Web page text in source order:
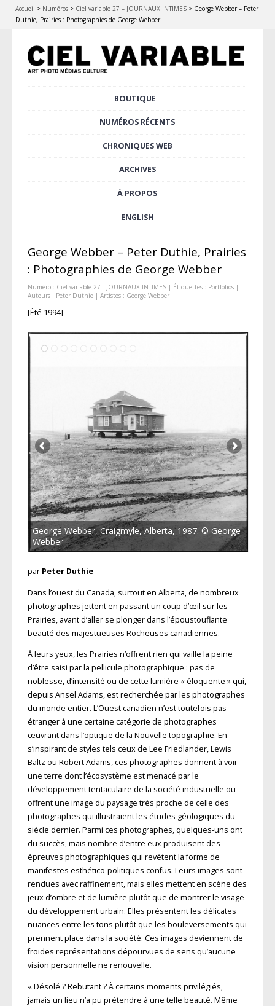
Accueil > Numéros > Ciel variable 27 – JOURNAUX INTIMES > George Webber – Peter
Duthie, Prairies : Photographies de George Webber
BOUTIQUE
NUMÉROS RÉCENTS
CHRONIQUES WEB
ARCHIVES
À PROPOS
ENGLISH
George Webber – Peter Duthie, Prairies
: Photographies de George Webber
Numéro : Ciel variable 27 - JOURNAUX INTIMES| Étiquettes : Portfolios|
Auteurs : Peter Duthie| Artistes : George Webber
[Été 1994]
George Webber, Craigmyle, Alberta, 1987. © George
Webber
par Peter Duthie
Dans l’ouest du Canada, surtout en Alberta, de nombreux
photographes jettent en passant un coup d’œil sur les
Prairies, avant d’aller se plonger dans l’époustouflante
beauté des majestueuses Rocheuses canadiennes.
À leurs yeux, les Prairies n’offrent rien qui vaille la peine
d’être saisi par la pellicule photographique : pas de
noblesse, d’intensité ou de cette lumière « éloquente » qui,
depuis Ansel Adams, est recherchée par les photographes
du monde entier. L’Ouest canadien n’est toutefois pas
étranger à une certaine catégorie de photographes
œuvrant dans l’optique de la Nouvelle topographie. En
s’inspirant de styles tels ceux de Lee Friedlander, Lewis
Baltz ou Robert Adams, ces photographes donnent à voir
une terre dont l’écosystème est menacé par le
développement tentaculaire de la société industrielle ou
offrent une image du paysage très proche de celle des
photographes qui illustraient les études géologiques du
siècle dernier. Parmi ces photographes, quelques-uns ont
du succès, mais nombre d’entre eux produisent des
épreuves photographiques qui revêtent la forme de
manifestes esthético-politiques confus. Leurs images sont
rendues avec raffinement, mais elles mettent en scène des
jeux d’ombre et de lumière plutôt que de montrer le visage
du développement urbain. Elles présentent les délicates
nuances entre les tons plutôt que les bouleversements qui
prennent place dans la société. Ces images deviennent de
froides représentations dépourvues de sens qu’aucune
vision personnelle ne renouvelle.
« Désolé ? Rebutant ? À certains moments privilégiés,
jamais un lieu n’a pu prétendre à une telle beauté. Même